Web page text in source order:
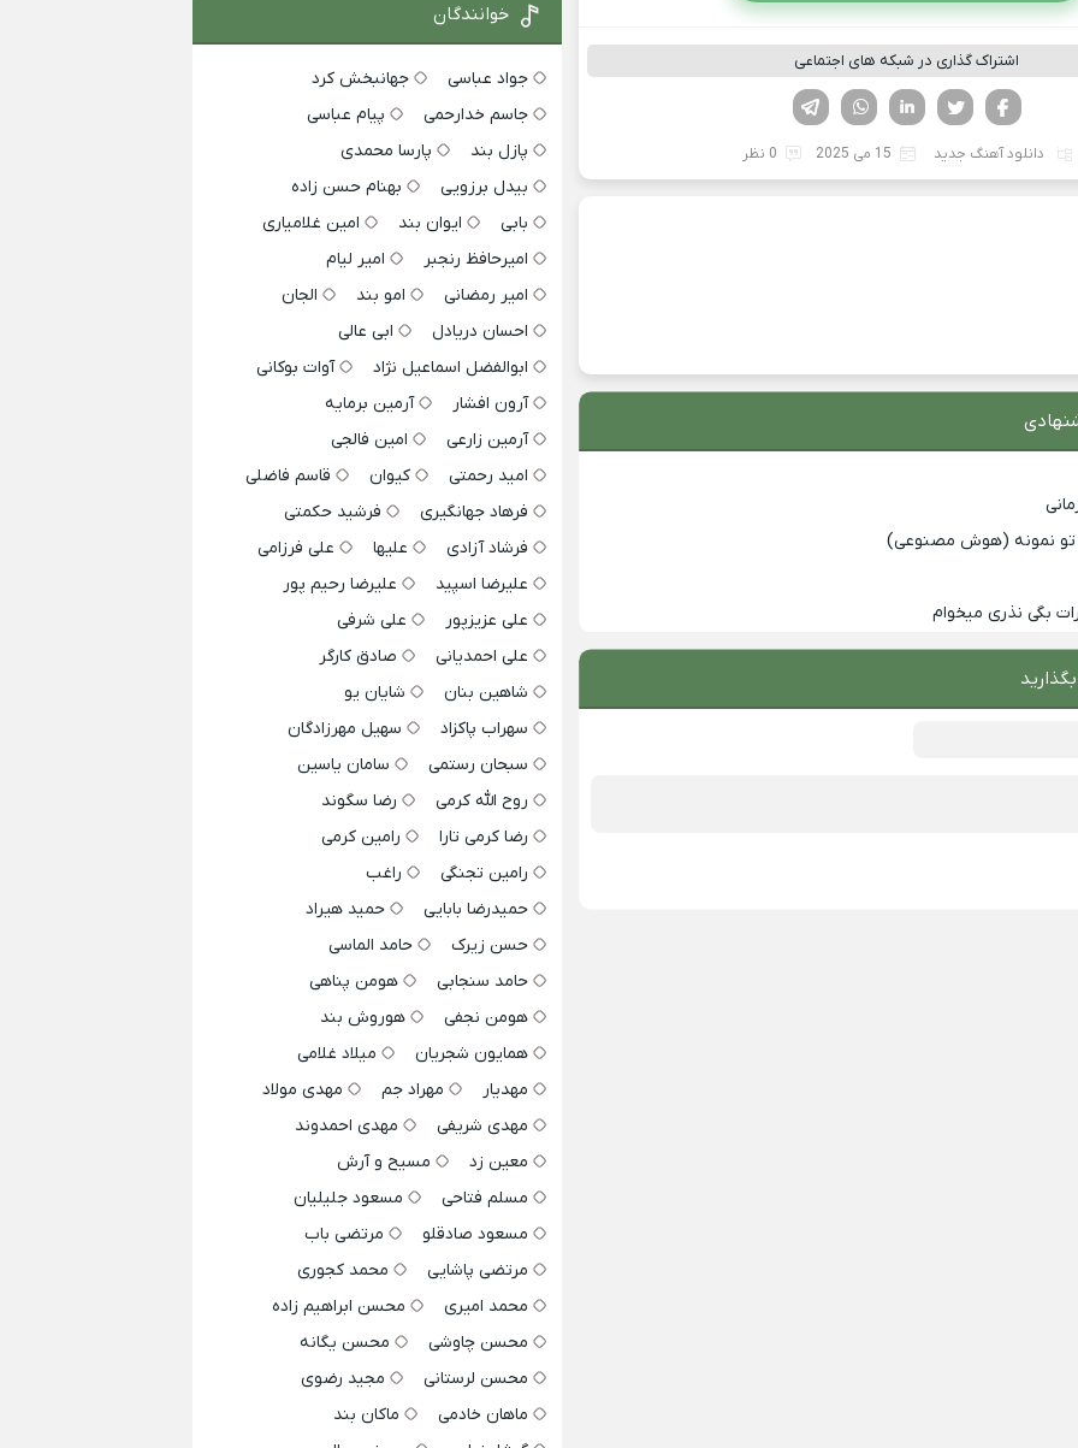
اشتراک گذاری در شبکه های اجتماعی
لینکدین تویتر
فیسوک
دانلود آهنگ جدید 15 می 2025 0 نظر
تو نمونه (هوش مصنوعی)
بگی نذری میخوام
خوانندگان
جواد عباسی
جهانبخش کرد
جاسم خدارحمی
پیام عباسی
پازل بند
پارسا محمدی
بیدل برزویی
بهنام حسن زاده
بابی
ایوان بند
امین غلامیاری
امیرحافظ رنجبر
امیر لیام
امیر رمضانی
امو بند
الجان
احسان دریادل
ابی عالی
ابوالفضل اسماعیل نژاد
آوات بوکانی
آرون افشار
آرمین برمایه
آرمین زارعی
امین فالجی
امید رحمتی
کیوان
قاسم فاضلی
فرهاد جهانگیری
فرشید حکمتی
فرشاد آزادی
علیها
علی فرزامی
علیرضا اسپید
علیرضا رحیم پور
علی عزیزپور
علی شرفی
علی احمدیانی
صادق کارگر
شاهین بنان
شایان یو
سهراب پاکزاد
سهیل مهرزادگان
سبحان رستمی
سامان یاسین
روح الله کرمی
رضا سگوند
رضا کرمی تارا
رامین کرمی
رامین تجنگی
راغب
حمیدرضا بابایی
حمید هیراد
حسن زیرک
حامد الماسی
حامد سنجابی
هومن پناهی
هومن نجفی
هوروش بند
همایون شجریان
میلاد غلامی
مهدیار
مهراد جم
مهدی مولاد
مهدی شریفی
مهدی احمدوند
معین زد
مسیح و آرش
مسلم فتاحی
مسعود جلیلیان
مسعود صادقلو
مرتضی باب
مرتضی پاشایی
محمد کجوری
محمد امیری
محسن ابراهیم زاده
محسن چاوشی
محسن یگانه
محسن لرستانی
مجید رضوی
ماهان خادمی
ماکان بند